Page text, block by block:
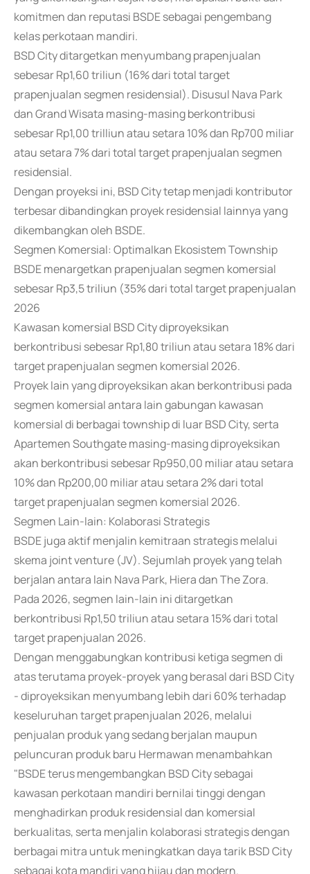
komitmen dan reputasi BSDE sebagai pengembang
kelas perkotaan mandiri.
BSD City ditargetkan menyumbang prapenjualan
sebesar Rp1,60 triliun (16% dari total target
prapenjualan segmen residensial). Disusul Nava Park
dan Grand Wisata masing-masing berkontribusi
sebesar Rp1,00 trilliun atau setara 10% dan Rp700 miliar
atau setara 7% dari total target prapenjualan segmen
residensial.
Dengan proyeksi ini, BSD City tetap menjadi kontributor
terbesar dibandingkan proyek residensial lainnya yang
dikembangkan oleh BSDE.
Segmen Komersial: Optimalkan Ekosistem Township
BSDE menargetkan prapenjualan segmen komersial
sebesar Rp3,5 triliun (35% dari total target prapenjualan
2026
Kawasan komersial BSD City diproyeksikan
berkontribusi sebesar Rp1,80 triliun atau setara 18% dari
target prapenjualan segmen komersial 2026.
Proyek lain yang diproyeksikan akan berkontribusi pada
segmen komersial antara lain gabungan kawasan
komersial di berbagai township di luar BSD City, serta
Apartemen Southgate masing-masing diproyeksikan
akan berkontribusi sebesar Rp950,00 miliar atau setara
10% dan Rp200,00 miliar atau setara 2% dari total
target prapenjualan segmen komersial 2026.
Segmen Lain-lain: Kolaborasi Strategis
BSDE juga aktif menjalin kemitraan strategis melalui
skema joint venture (JV). Sejumlah proyek yang telah
berjalan antara lain Nava Park, Hiera dan The Zora.
Pada 2026, segmen lain-lain ini ditargetkan
berkontribusi Rp1,50 triliun atau setara 15% dari total
target prapenjualan 2026.
Dengan menggabungkan kontribusi ketiga segmen di
atas terutama proyek-proyek yang berasal dari BSD City
- diproyeksikan menyumbang lebih dari 60% terhadap
keseluruhan target prapenjualan 2026, melalui
penjualan produk yang sedang berjalan maupun
peluncuran produk baru Hermawan menambahkan
"BSDE terus mengembangkan BSD City sebagai
kawasan perkotaan mandiri bernilai tinggi dengan
menghadirkan produk residensial dan komersial
berkualitas, serta menjalin kolaborasi strategis dengan
berbagai mitra untuk meningkatkan daya tarik BSD City
sebagai kota mandiri yang hijau dan modern.